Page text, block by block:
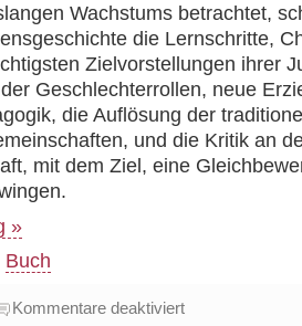
Wachstums betrachtet,
die Lernschritte,
Zielvorstellungen ihrer
Geschlechterrollen, neue
die Auflösung der
und die Kritik an
mit dem Ziel, eine
»
Buch
Kommentare deaktiviertfür
Buchvorstellung: